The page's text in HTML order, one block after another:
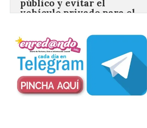
8 Ago 2026
El TUS cuenta con líneas
que llegan a la zona en
puntos como el faro de
Cabo Mayor, Cueto,
Corbanera o Ciriego y
reforzará la movilidad con un servicio
especial de lanzaderas desde el PCTCAN
a Ciriego. El Ayuntamiento de […]